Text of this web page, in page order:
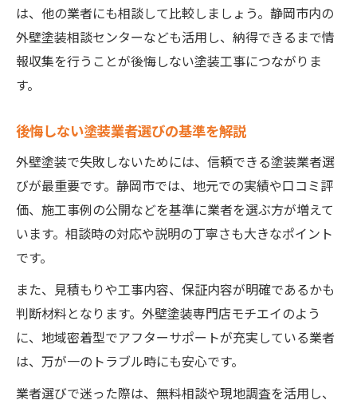
は、他の業者にも相談して比較しましょう。静岡市内の
外壁塗装相談センターなども活用し、納得できるまで情
報収集を行うことが後悔しない塗装工事につながりま
す。
後悔しない塗装業者選びの基準を解説
外壁塗装で失敗しないためには、信頼できる塗装業者選
びが最重要です。静岡市では、地元での実績や口コミ評
価、施工事例の公開などを基準に業者を選ぶ方が増えて
います。相談時の対応や説明の丁寧さも大きなポイント
です。
また、見積もりや工事内容、保証内容が明確であるかも
判断材料となります。外壁塗装専門店モチエイのよう
に、地域密着型でアフターサポートが充実している業者
は、万が一のトラブル時にも安心です。
業者選びで迷った際は、無料相談や現地調査を活用し、